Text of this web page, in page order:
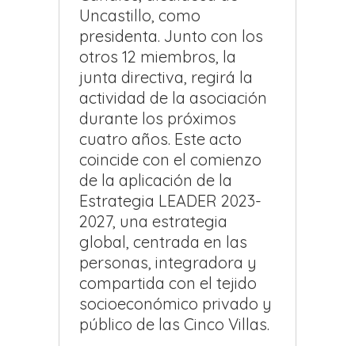
Uncastillo, como
presidenta. Junto con los
otros 12 miembros, la
junta directiva, regirá la
actividad de la asociación
durante los próximos
cuatro años. Este acto
coincide con el comienzo
de la aplicación de la
Estrategia LEADER 2023-
2027, una estrategia
global, centrada en las
personas, integradora y
compartida con el tejido
socioeconómico privado y
público de las Cinco Villas.